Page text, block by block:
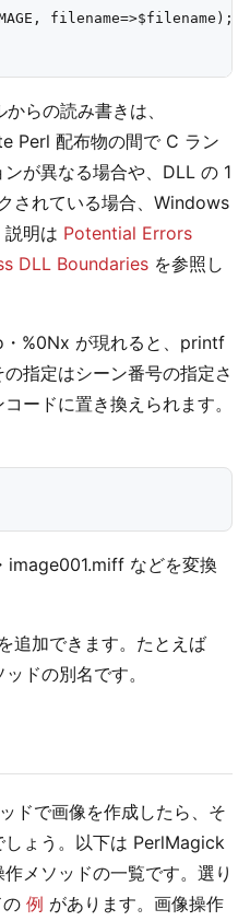
filename=>$filename);
らの読み書きは、
Perl 配布物の間で C ラン
が異なる場合や、DLL の 1
されている場合、Windows
説明は Potential Errors
DLL Boundaries を参照し
%0Nx が現れると、printf
指定はシーン番号の指定さ
ードに置き換えられます。
などを変換
を追加できます。たとえば
ドの別名です。
ドで画像を作成したら、そ
ょう。以下は PerlMagick
メソッドの一覧です。選り
例 があります。画像操作